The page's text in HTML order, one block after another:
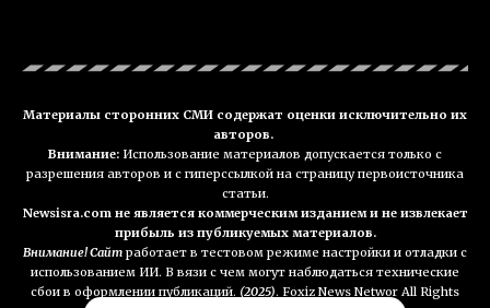
Материалы сторонних СМИ содержат оценки исключительно их
авторов.
Внимание: Использование материалов допускается только с
разрешения авторов и с гиперссылкой на страницу первоисточника
статьи.
Newsisra.com не является коммерческим изданием и не извлекает
прибыль из публикуемых материалов.
Внимание! Сайт работает в тестовом режиме настройки и отладки с
использованием ИИ. В вязи с чем могут наблюдаться технические
сбои в оформлении публикаций. (2025). Foxiz News Networ All Rights